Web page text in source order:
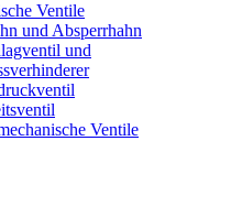
Ventile
und Absperrhahn
und
Ventile